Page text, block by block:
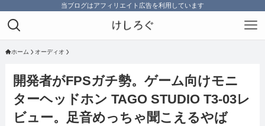
当ブログはアフィリエイト広告を利用しています
ホーム オーディオ
開発者がFPSガチ勢。ゲーム向けモニ
ターヘッドホン TAGO STUDIO T3-03レ
ビュー。足音めっちゃ聞こえるやば